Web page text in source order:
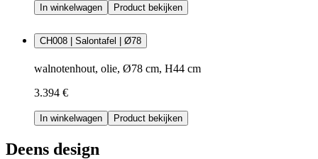
In winkelwagen Product bekijken
CH008 | Salontafel | Ø78
walnotenhout, olie, Ø78 cm, H44 cm
3.394 €
In winkelwagen Product bekijken
Deens design